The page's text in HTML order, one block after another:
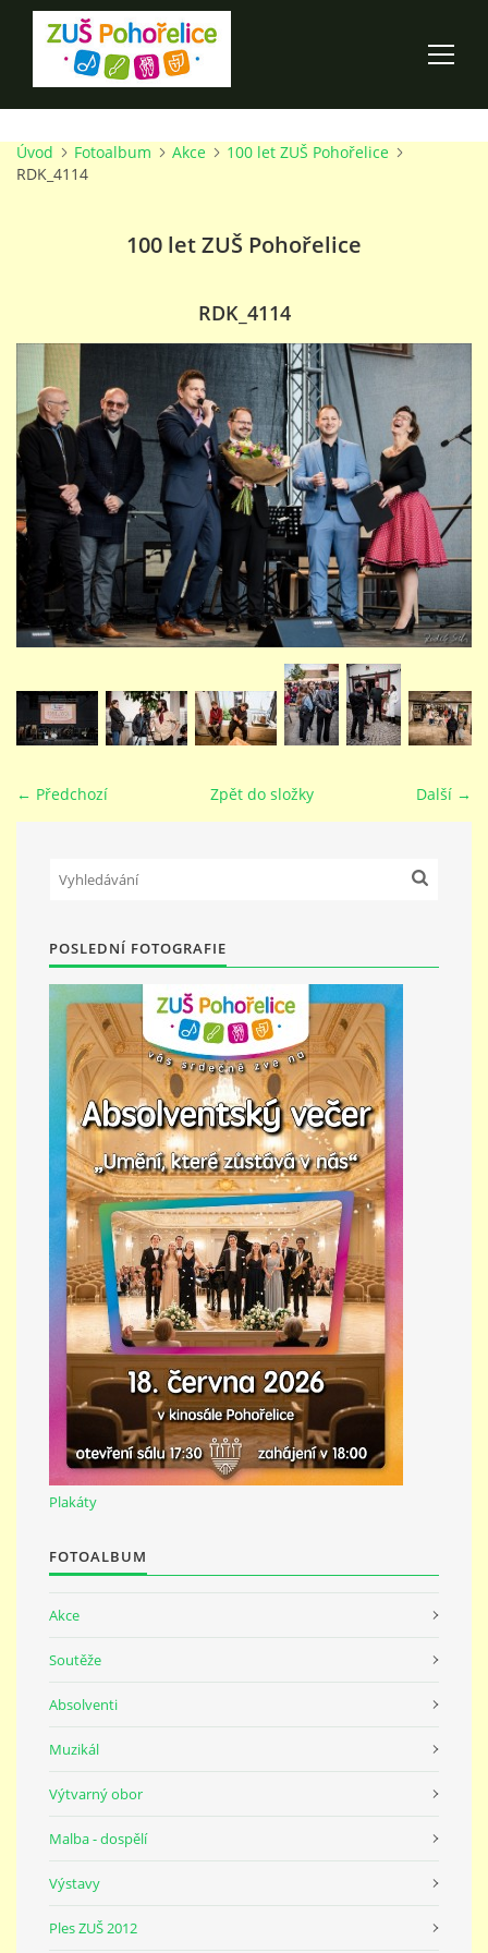
ÚVOD
O ŠKOLE
PRO RODIČE
TALENTOVÉ ZKOUŠKY
STUDIJNÍ OBORY
GALERIE
PEDAGOGICKÝ SBOR
DOKUMENTY / KE STAŽENÍ
KURZY
KONTAKTY
PŘÍMĚSTSKÝ TÁBOR
MISS VÝTVARNÝ MODEL
ZAMĚSTNÁNÍ
DOTACE
GDPR
ZUŠ Pohořelice
Školní 462
Pohořelice
691 23
Úvod Fotoalbum Akce
100 let ZUŠ Pohořelice
RDK_4114
100 let ZUŠ Pohořelice
RDK_4114
← Předchozí Další →
Zpět do složky
POSLEDNÍ FOTOGRAFIE
Plakáty
FOTOALBUM
Akce
Soutěže
Absolventi
Muzikál
Výtvarný obor
Malba - dospělí
Výstavy
Ples ZUŠ 2012